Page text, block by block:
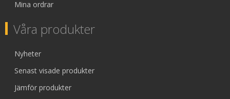
Mina ordrar
Våra produkter
Nyheter
Senast visade produkter
Jämför produkter